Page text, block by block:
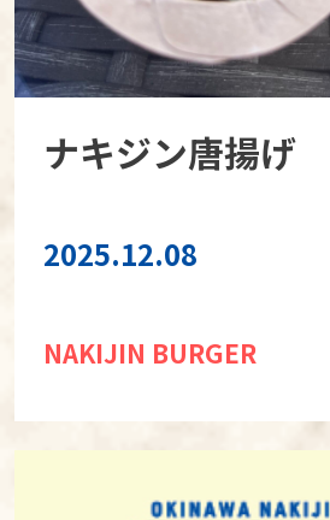
ナキジン唐揚げ
2025.12.08
NAKIJIN BURGER